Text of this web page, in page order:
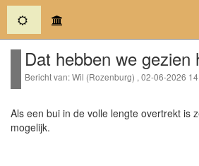
(current)
Dat hebben we
Bericht van: Wil (Rozenburg) , 02-06-2026
Als een bui in de volle lengte overtrekt is
mogelijk.